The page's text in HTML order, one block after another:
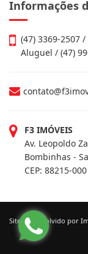
Informações
(47) 3369-2507
Aluguel / (47)
F3 IMÓVEIS
Av. Leopoldo
Bombinhas -
CEP: 88215-000
Site desenvolvido por